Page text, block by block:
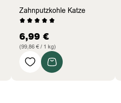
Zahnputzkohle Katze
6,99 €
(99,86 € / 1 kg)